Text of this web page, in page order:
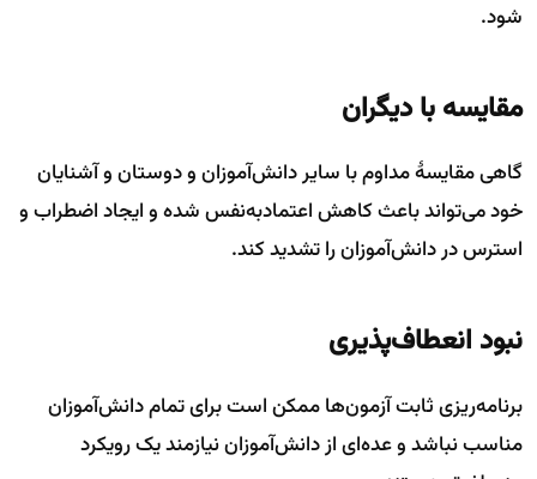
شود.
مقایسه با دیگران
گاهی مقایسهٔ مداوم با سایر دانش‌آموزان و دوستان و آشنایان
خود می‌تواند باعث کاهش اعتمادبه‌نفس شده و ایجاد اضطراب و
استرس در دانش‌آموزان را تشدید کند.
نبود انعطاف‌پذیری
برنامه‌ریزی ثابت آزمون‌ها ممکن است برای تمام دانش‌آموزان
مناسب نباشد و عده‌ای از دانش‌آموزان نیازمند یک رویکرد